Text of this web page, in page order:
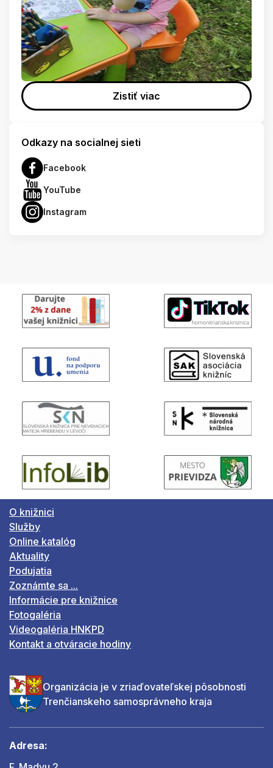
Zistiť viac
Odkazy na socialnej sieti
Facebook
YouTube
Instagram
O knižnici
Služby
Online katalóg
Aktuality
Podujatia
Zoznámte sa ...
Informácie pre knižnice
Fotogaléria
Videogaléria HNKPD
Kontakt a otváracie hodiny
Organizácia je v zriaďovateľskej pôsobnosti
Trenčianskeho samosprávneho kraja
Adresa: